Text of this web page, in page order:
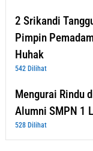
2 Srikandi
Pimpin
Huhak
542 Dilihat
Mengurai Rindu
Alumni SMPN 1
528 Dilihat